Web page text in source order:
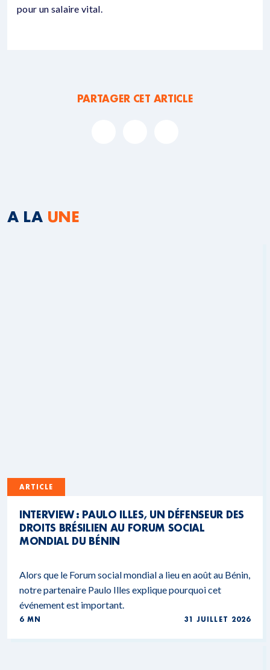
pour un salaire vital.
PARTAGER CET ARTICLE
A LA UNE
ARTICLE
INTERVIEW : PAULO ILLES, UN DÉFENSEUR DES
DROITS BRÉSILIEN AU FORUM SOCIAL
MONDIAL DU BÉNIN
Alors que le Forum social mondial a lieu en août au Bénin,
notre partenaire Paulo Illes explique pourquoi cet
événement est important.
6 MN 31 JUILLET 2026